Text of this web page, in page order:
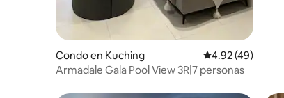
Condo en Kuching Calificación
4.92 (49)
Armadale Gala Pool View 3R|7 personas